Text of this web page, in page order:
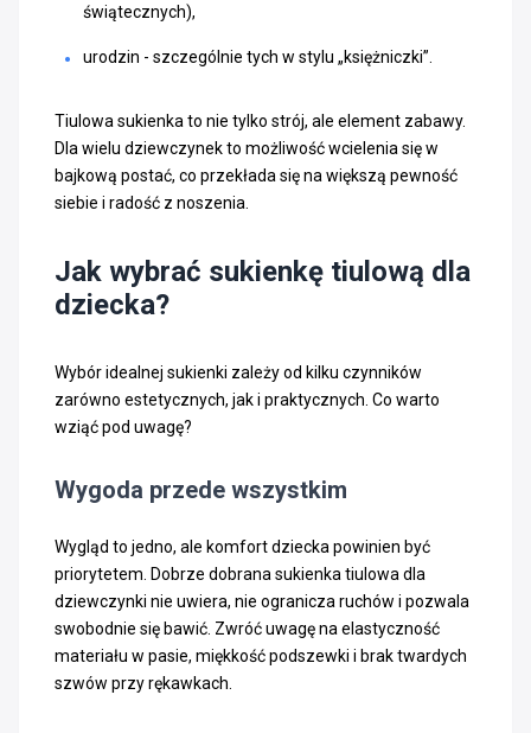
świątecznych),
urodzin - szczególnie tych w stylu „księżniczki”.
Tiulowa sukienka to nie tylko strój, ale element zabawy.
Dla wielu dziewczynek to możliwość wcielenia się w
bajkową postać, co przekłada się na większą pewność
siebie i radość z noszenia.
Jak wybrać sukienkę tiulową dla
dziecka?
Wybór idealnej sukienki zależy od kilku czynników
zarówno estetycznych, jak i praktycznych. Co warto
wziąć pod uwagę?
Wygoda przede wszystkim
Wygląd to jedno, ale komfort dziecka powinien być
priorytetem. Dobrze dobrana sukienka tiulowa dla
dziewczynki nie uwiera, nie ogranicza ruchów i pozwala
swobodnie się bawić. Zwróć uwagę na elastyczność
materiału w pasie, miękkość podszewki i brak twardych
szwów przy rękawkach.